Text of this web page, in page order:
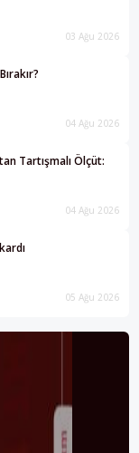
03 Ağu 2026
04 Ağu 2026
Tartışmalı Ölçüt:
04 Ağu 2026
05 Ağu 2026